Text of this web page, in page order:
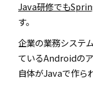
Java研修でも
す。
企業の業務システ
ているAndroidの
自体がJavaで作ら